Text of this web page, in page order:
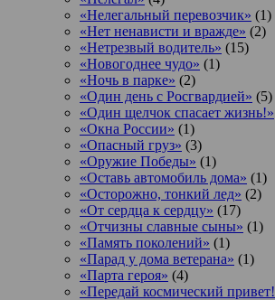
«Нелегальный перевозчик» (1)
«Нет ненависти и вражде» (2)
«Нетрезвый водитель» (15)
«Новогоднее чудо» (1)
«Ночь в парке» (2)
«Один день с Росгвардией» (5)
«Один щелчок спасает жизнь!»
«Окна России» (1)
«Опасный груз» (3)
«Оружие Победы» (1)
«Оставь автомобиль дома» (1)
«Осторожно, тонкий лед» (2)
«От сердца к сердцу» (17)
«Отчизны славные сыны» (1)
«Память поколений» (1)
«Парад у дома ветерана» (1)
«Парта героя» (4)
«Передай космический